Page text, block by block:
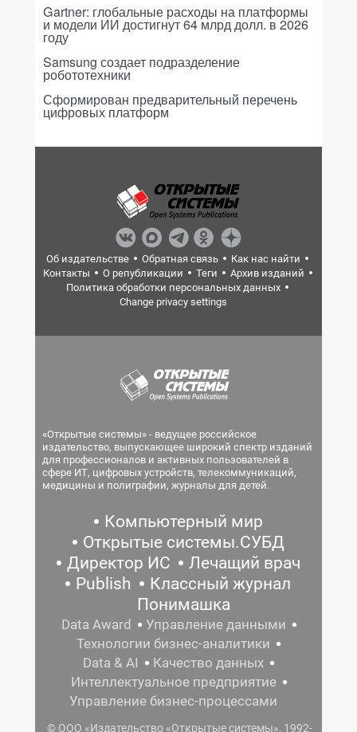
Gartner: глобальные расходы на платформы
и модели ИИ достигнут 64 млрд долл. в 2026
году
Samsung создает подразделение
робототехники
Сформирован предварительный перечень
цифровых платформ
Об издательстве Обратная связь
Как нас найти
Контакты
О републикации Теги
Архив изданий
Политика обработки персональных данных
Change privacy settings
«Открытые системы» - ведущее российское
издательство, выпускающее широкий спектр изданий
для профессионалов и активных пользователей в
сфере ИТ, цифровых устройств, телекоммуникаций,
медицины и полиграфии, журналы для детей.
Компьютерный мир
Открытые системы.СУБД
Директор ИС
Лечащий врач
Publish
Классный журнал
Понимашка
Data Award
Управление данными
Технологии бизнес-аналитики
Data & AI
Качество данных
Интеллектуальное предприятие
Управление бизнес-процессами
© ООО «Издательство «Открытые системы», 1992-